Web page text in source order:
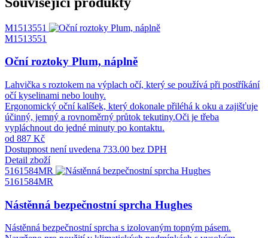
M1513551
M1513551
Oční roztoky Plum, náplně
Lahvička s roztokem na výplach očí, který se používá při postříkání
očí kyselinami nebo louhy.
Ergonomický oční kalíšek, který dokonale přiléhá k oku a zajišťuje
účinný, jemný a rovnoměrný průtok tekutiny.Oči je třeba
vypláchnout do jedné minuty po kontaktu.
od 887 Kč
Dostupnost není uvedena 733.00 bez DPH
Detail zboží
5161584MR
5161584MR
Nástěnná bezpečnostní sprcha Hughes
Nástěnná bezpečnostní sprcha s izolovaným topným pásem.